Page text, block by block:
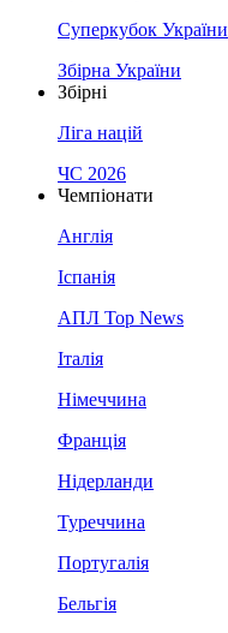
Суперкубок України
Збірна України
Збірні
Ліга націй
ЧС 2026
Чемпіонати
Англія
Іспанія
АПЛ Top News
Італія
Німеччина
Франція
Нідерланди
Туреччина
Португалія
Бельгія